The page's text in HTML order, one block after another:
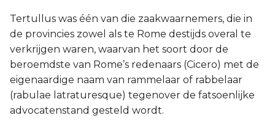
Tertullus was één van die zaakwaarnemers, die in
de provincies zowel als te Rome destijds overal te
verkrijgen waren, waarvan het soort door de
beroemdste van Rome’s redenaars (Cicero) met de
eigenaardige naam van rammelaar of rabbelaar
(rabulae latraturesque) tegenover de fatsoenlijke
advocatenstand gesteld wordt.